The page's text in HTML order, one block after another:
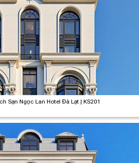
Sạn Ngọc Lan Hotel Đà Lạt | KS201